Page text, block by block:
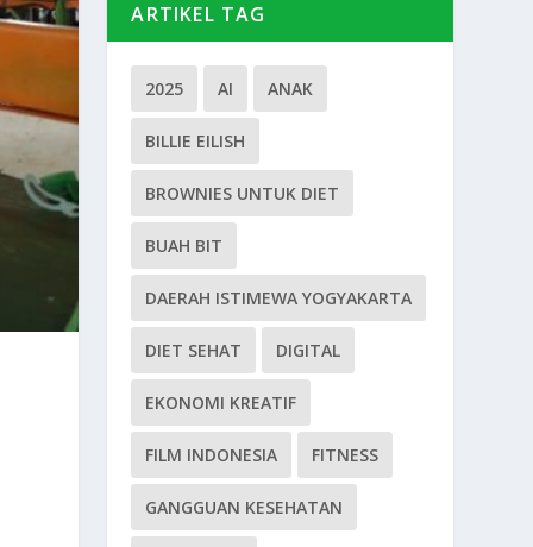
ARTIKEL TAG
2025 AI ANAK
BILLIE EILISH
BROWNIES UNTUK DIET
BUAH BIT
DAERAH ISTIMEWA YOGYAKARTA
DIET SEHAT DIGITAL
EKONOMI KREATIF
FILM INDONESIA FITNESS
GANGGUAN KESEHATAN